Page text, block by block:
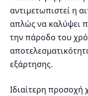
αντιμετωπιστεί η
απλώς να καλύψει
την πάροδο του
εξάρτησης.
Ιδιαίτερη προσοχή